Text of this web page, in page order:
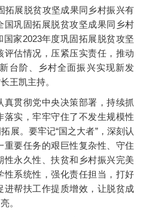
展脱贫攻坚成果同乡村振兴有
巩固拓展脱贫攻坚成果同乡村
家2023年度巩固拓展脱贫攻坚
评估情况，压紧压实责任，推动
台阶、乡村全面振兴实现新发
王凯主持。
贯彻党中央决策部署，持续抓
实，牢牢守住了不发生规模性
展。要牢记“国之大者”，深刻认
要任务的艰巨性复杂性、守住
永久性、扶贫和乡村振兴完美
系统性，强化责任担当，打好
进帮扶工作提质增效，让脱贫成
。